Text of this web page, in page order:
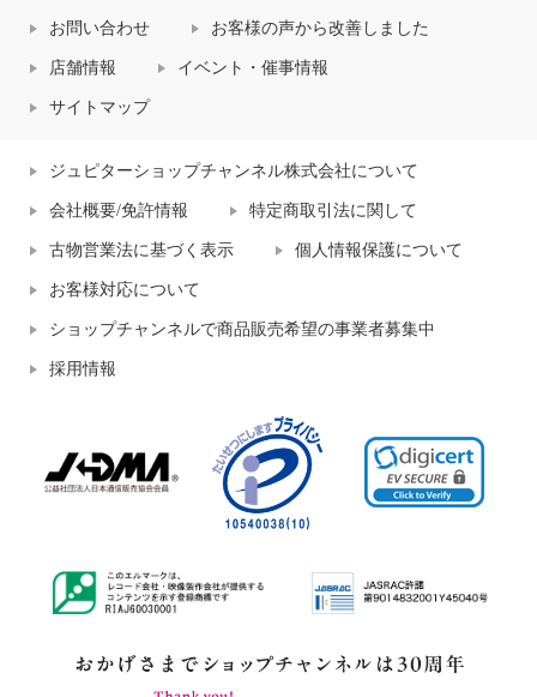
お問い合わせ お客様の声から改善しました
店舗情報 イベント・催事情報
サイトマップ
ジュピターショップチャンネル株式会社について
会社概要/免許情報 特定商取引法に関して
古物営業法に基づく表示 個人情報保護について
お客様対応について
ショップチャンネルで商品販売希望の事業者募集中
採用情報